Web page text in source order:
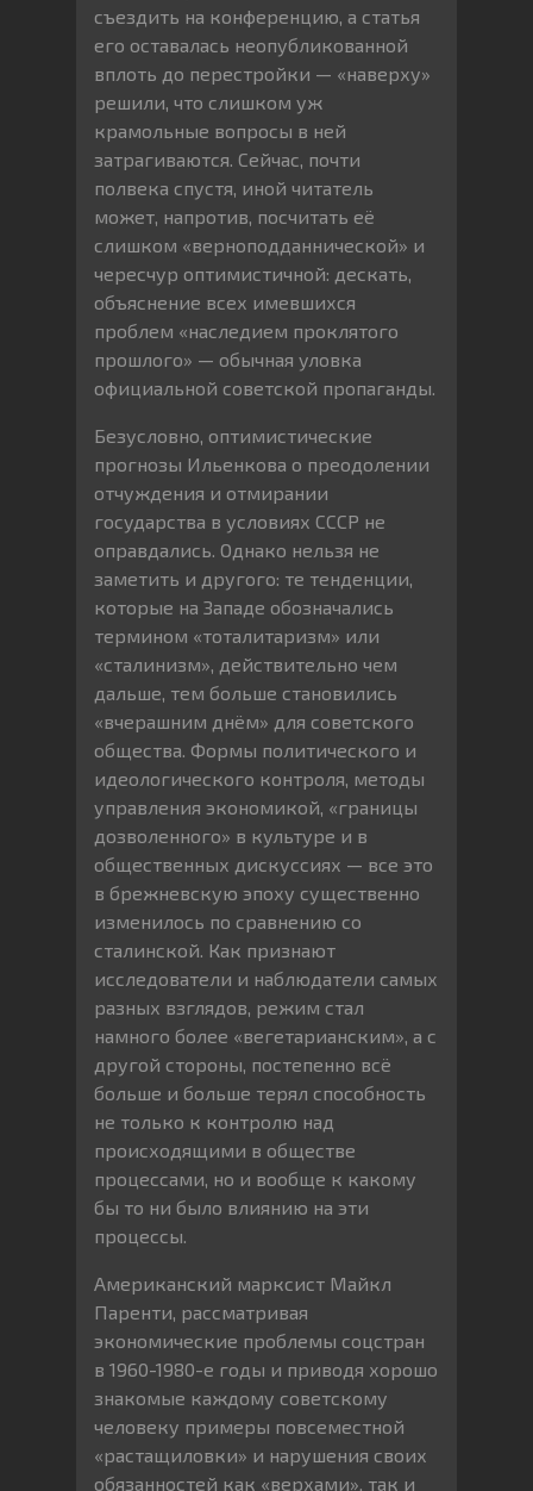
съездить на конференцию, а статья
его оставалась неопубликованной
вплоть до перестройки — «наверху»
решили, что слишком уж
крамольные вопросы в ней
затрагиваются. Сейчас, почти
полвека спустя, иной читатель
может, напротив, посчитать её
слишком «верноподданнической» и
чересчур оптимистичной: дескать,
объяснение всех имевшихся
проблем «наследием проклятого
прошлого» — обычная уловка
официальной советской пропаганды.
Безусловно, оптимистические
прогнозы Ильенкова о преодолении
отчуждения и отмирании
государства в условиях СССР не
оправдались. Однако нельзя не
заметить и другого: те тенденции,
которые на Западе обозначались
термином «тоталитаризм» или
«сталинизм», действительно чем
дальше, тем больше становились
«вчерашним днём» для советского
общества. Формы политического и
идеологического контроля, методы
управления экономикой, «границы
дозволенного» в культуре и в
общественных дискуссиях — все это
в брежневскую эпоху существенно
изменилось по сравнению со
сталинской. Как признают
исследователи и наблюдатели самых
разных взглядов, режим стал
намного более «вегетарианским», а с
другой стороны, постепенно всё
больше и больше терял способность
не только к контролю над
происходящими в обществе
процессами, но и вообще к какому
бы то ни было влиянию на эти
процессы.
Американский марксист Майкл
Паренти, рассматривая
экономические проблемы соцстран
в 1960-1980-е годы и приводя хорошо
знакомые каждому советскому
человеку примеры повсеместной
«растащиловки» и нарушения своих
обязанностей как «верхами», так и